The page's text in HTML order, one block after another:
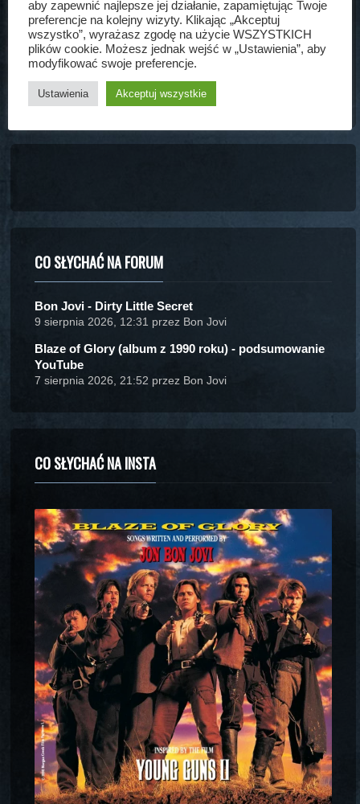
Zapamiętaj mnie
Nie pamiętasz hasła?
CO SŁYCHAĆ NA FORUM
Bon Jovi - Dirty Little Secret
9 sierpnia 2026, 12:31 przez Bon Jovi
Blaze of Glory (album z 1990 roku) - podsumowanie
YouTube
7 sierpnia 2026, 21:52 przez Bon Jovi
CO SŁYCHAĆ NA INSTA
aby zapewnić najlepsze jej działanie, zapamiętując Twoje
preferencje na kolejny wizyty. Klikając „Akceptuj
wszystko”, wyrażasz zgodę na użycie WSZYSTKICH
plików cookie. Możesz jednak wejść w „Ustawienia”, aby
modyfikować swoje preferencje.
Ustawienia Akceptuj wszystkie